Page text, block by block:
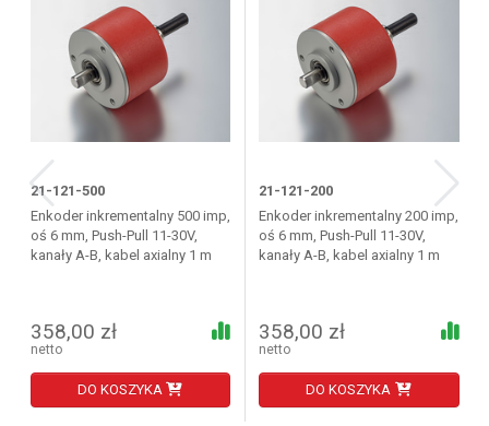
21-121-500
Enkoder inkrementalny 500 imp,
oś 6 mm, Push-Pull 11-30V,
kanały A-B, kabel axialny 1 m
358,00 zł
netto
DO KOSZYKA
21-121-200
Enkoder inkrementalny 200 imp,
oś 6 mm, Push-Pull 11-30V,
kanały A-B, kabel axialny 1 m
358,00 zł
netto
DO KOSZYKA